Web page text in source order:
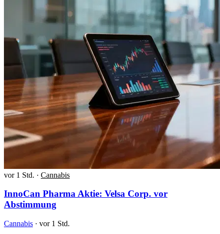
vor 1 Std. · Cannabis
InnoCan Pharma Aktie: Velsa Corp. vor
Abstimmung
Cannabis · vor 1 Std.